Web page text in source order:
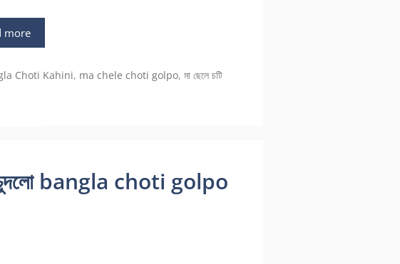
more
Choti Kahini, ma chele choti golpo,মা ছেলে চটি
চুদলো bangla choti golpo